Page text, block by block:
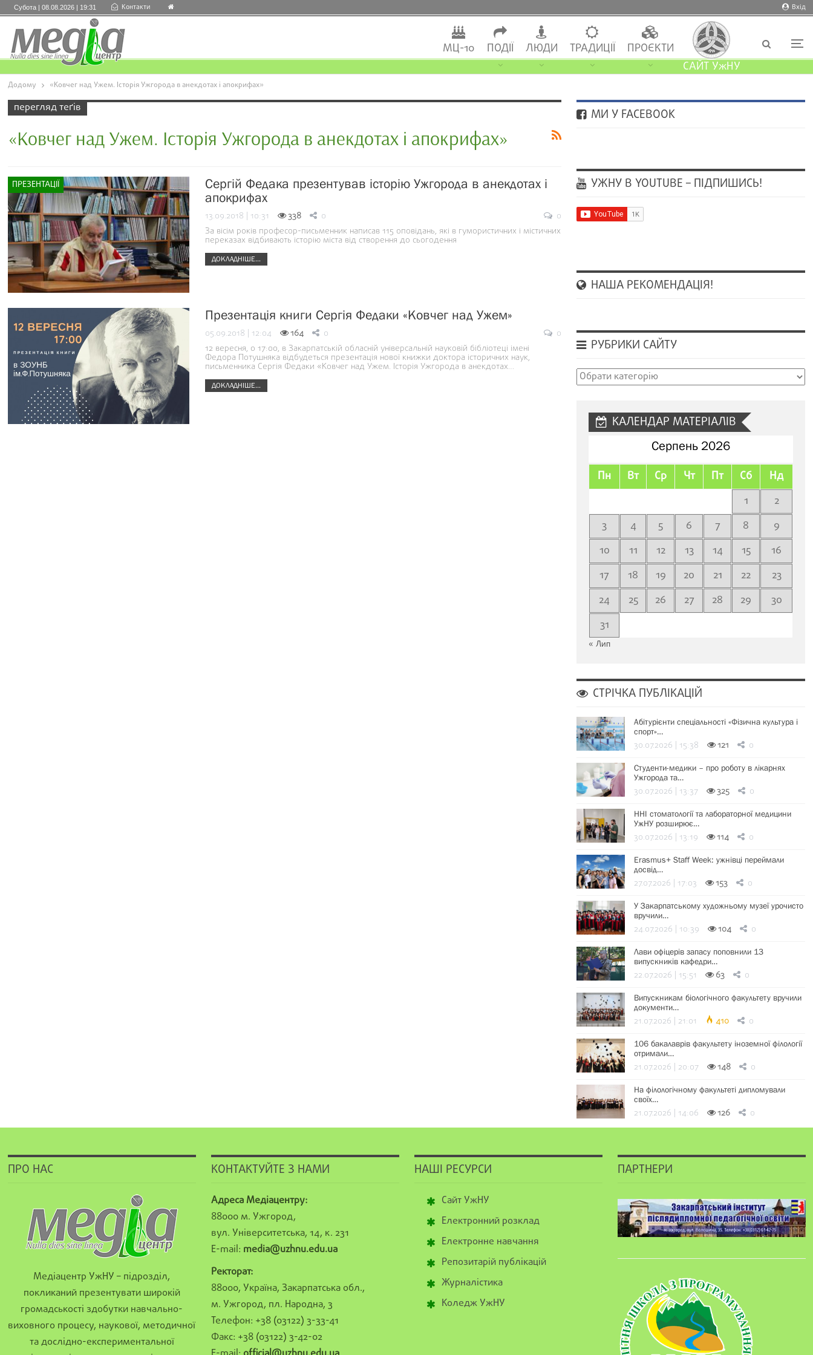
Вхід
Субота | 08.08.2026 | 19:31 Контакти
МЦ-10 ПОДІЇ ЛЮДИ ТРАДИЦІЇ
ПРОЄКТИ
САЙТ УжНУ
Додому «Ковчег над Ужем. Історія Ужгорода в анекдотах і апокрифах»
перегляд теґів
«Ковчег над Ужем. Історія Ужгорода в анекдотах і апокрифах»
ПРЕЗЕНТАЦІЇ
Сергій Федака презентував історію Ужгорода в анекдотах і
апокрифах
13.09.2018 | 10:31 338 0
0
За вісім років професор-письменник написав 115 оповідань, які в гумористичних і містичних
переказах відбивають історію міста від створення до сьогодення
ДОКЛАДНІШЕ...
Презентація книги Сергія Федаки «Ковчег над Ужем»
05.09.2018 | 12:04 164 0
0
12 вересня, о 17:00, в Закарпатській обласній універсальній науковій бібліотеці імені
Федора Потушняка відбудеться презентація нової книжки доктора історичних наук,
письменника Сергія Федаки «Ковчег над Ужем. Історія Ужгорода в анекдотах…
ДОКЛАДНІШЕ...
МИ У FACEBOOK
УЖНУ В YOUTUBE – ПІДПИШИСЬ!
НАША РЕКОМЕНДАЦІЯ!
РУБРИКИ САЙТУ
Рубрики
КАЛЕНДАР МАТЕРІАЛІВ
Серпень 2026
Пн Вт Ср Чт Пт Сб Нд
1
2
3
4 5 6 7 8
9
10
11 12 13 14 15
16
17
18 19 20 21 22
23
24
25 26 27 28 29
30
31
« Лип
СТРІЧКА ПУБЛІКАЦІЙ
Абітурієнти спеціальності «Фізична культура і
спорт»…
30.07.2026 | 15:38 121 0
Студенти-медики – про роботу в лікарнях
Ужгорода та…
30.07.2026 | 13:37 325 0
ННІ стоматології та лабораторної медицини
УжНУ розширює…
30.07.2026 | 13:19 114 0
Erasmus+ Staff Week: ужнівці переймали
досвід…
27.07.2026 | 17:03 153 0
У Закарпатському художньому музеї урочисто
вручили…
24.07.2026 | 10:39 104 0
Лави офіцерів запасу поповнили 13
випускників кафедри…
22.07.2026 | 15:51 63 0
Випускникам біологічного факультету вручили
документи…
21.07.2026 | 21:01 410 0
106 бакалаврів факультету іноземної філології
отримали…
21.07.2026 | 20:07 148 0
На філологічному факультеті дипломували
своїх…
21.07.2026 | 14:06 126 0
ПРО НАС
Медіацентр УжНУ – підрозділ,
покликаний презентувати широкій
громадськості здобутки навчально-
виховного процесу, наукової, методичної
та дослідно-експериментальної
КОНТАКТУЙТЕ З НАМИ
Адреса Медіацентру:
88000 м. Ужгород,
вул. Університетська, 14, к. 231
E-mail: media@uzhnu.edu.ua
Ректорат:
88000, Україна, Закарпатська обл.,
м. Ужгород, пл. Народна, 3
Телефон: +38 (03122) 3-33-41
Факс: +38 (03122) 3-42-02
НАШІ РЕСУРСИ
Сайт УжНУ
Електронний розклад
Електронне навчання
Репозитарій публікацій
Журналістика
Коледж УжНУ
ПАРТНЕРИ